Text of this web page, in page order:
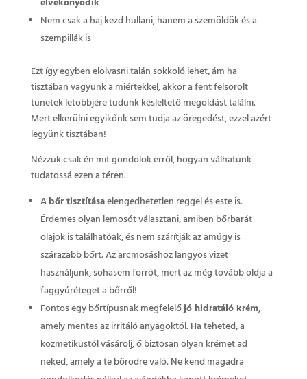
Nem csak a haj kezd hullani, hanem a szemöldök és a
szempillák is
Ezt így egyben elolvasni talán sokkoló lehet, ám ha
tisztában vagyunk a miértekkel, akkor a fent felsorolt
tünetek letöbbjére tudunk késleltető megoldást találni.
Mert elkerülni egyikőnk sem tudja az öregedést, ezzel azért
legyünk tisztában!
Nézzük csak én mit gondolok erről, hogyan válhatunk
tudatossá ezen a téren.
Abőr tisztításaelengedhetetlen reggel és este is.
Érdemes olyan lemosót választani, amiben bőrbarát
olajok is találhatóak, és nem szárítják az amúgy is
szárazabb bőrt. Az arcmosáshoz langyos vizet
használjunk, sohasem forrót, mert az még tovább oldja a
faggyúréteget a bőrről!
Fontos egy bőrtípusnak megfelelőjó hidratáló krém,
amely mentes az irritáló anyagoktól. Ha teheted, a
kozmetikustól vásárolj, ő biztosan olyan krémet ad
neked, amely a te bőrödre való. Ne kend magadra